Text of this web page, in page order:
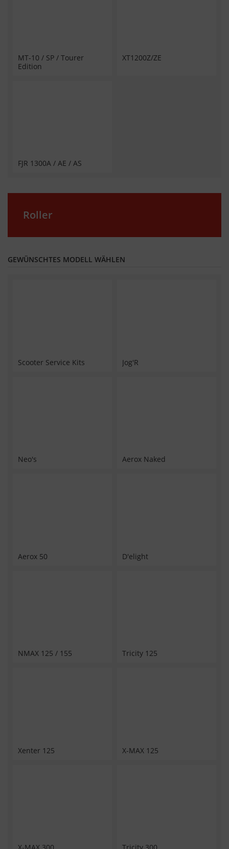
MT-10 / SP / Tourer
Edition
XT1200Z/ZE
FJR 1300A / AE / AS
Roller
GEWÜNSCHTES MODELL WÄHLEN
Scooter Service Kits Jog'R
Neo's Aerox Naked
Aerox 50 D'elight
NMAX 125 / 155 Tricity 125
Xenter 125 X-MAX 125